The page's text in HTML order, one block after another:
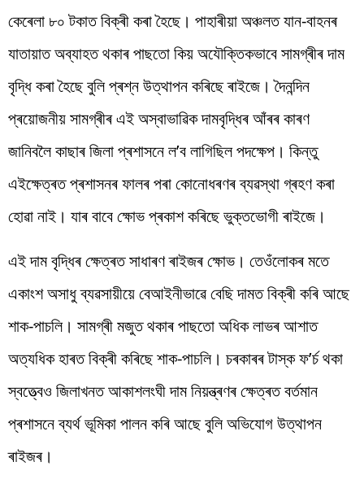
কেৰেলা ৮০ টকাত বিক্ৰী কৰা হৈছে। পাহাৰীয়া অঞ্চলত যান-বাহনৰ
যাতায়াত অব্যাহত থকাৰ পাছতো কিয় অযৌক্তিকভাবে সামগ্ৰীৰ দাম
বৃদ্ধি কৰা হৈছে বুলি প্ৰশ্ন উত্থাপন কৰিছে ৰাইজে। দৈনন্দিন
প্ৰয়োজনীয় সামগ্ৰীৰ এই অস্বাভাৱিক দামবৃদ্ধিৰ আঁৰৰ কাৰণ
জানিবলৈ কাছাৰ জিলা প্ৰশাসনে ল’ব লাগিছিল পদক্ষেপ। কিন্তু
এইক্ষেত্ৰত প্ৰশাসনৰ ফালৰ পৰা কোনোধৰণৰ ব্যৱস্থা গ্ৰহণ কৰা
হোৱা নাই। যাৰ বাবে ক্ষোভ প্ৰকাশ কৰিছে ভুক্তভোগী ৰাইজে।
এই দাম বৃদ্ধিৰ ক্ষেত্ৰত সাধাৰণ ৰাইজৰ ক্ষোভ। তেওঁলোকৰ মতে
একাংশ অসাধু ব্যৱসায়ীয়ে বেআইনীভাৱে বেছি দামত বিক্ৰী কৰি আছে
শাক-পাচলি। সামগ্ৰী মজুত থকাৰ পাছতো অধিক লাভৰ আশাত
অত্যধিক হাৰত বিক্ৰী কৰিছে শাক-পাচলি। চৰকাৰৰ টাস্ক ফ’ৰ্চ থকা
স্বত্ত্বেও জিলাখনত আকাশলংঘী দাম নিয়ন্ত্ৰণৰ ক্ষেত্ৰত বৰ্তমান
প্ৰশাসনে ব্যৰ্থ ভূমিকা পালন কৰি আছে বুলি অভিযোগ উত্থাপন
ৰাইজৰ।